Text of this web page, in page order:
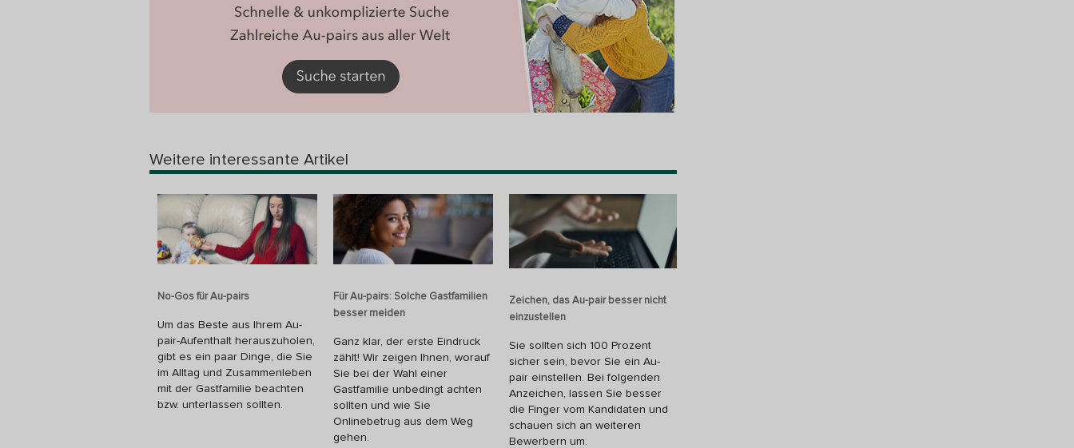
Weitere interessante Artikel
No-Gos für Au-pairs
Um das Beste aus Ihrem Au-
pair-Aufenthalt herauszuholen,
gibt es ein paar Dinge, die Sie
im Alltag und Zusammenleben
mit der Gastfamilie beachten
bzw. unterlassen sollten.
Für Au-pairs: Solche Gastfamilien
besser meiden
Ganz klar, der erste Eindruck
zählt! Wir zeigen Ihnen, worauf
Sie bei der Wahl einer
Gastfamilie unbedingt achten
sollten und wie Sie
Onlinebetrug aus dem Weg
gehen.
Zeichen, das Au-pair besser nicht
einzustellen
Sie sollten sich 100 Prozent
sicher sein, bevor Sie ein Au-
pair einstellen. Bei folgenden
Anzeichen, lassen Sie besser
die Finger vom Kandidaten und
schauen sich an weiteren
Bewerbern um.